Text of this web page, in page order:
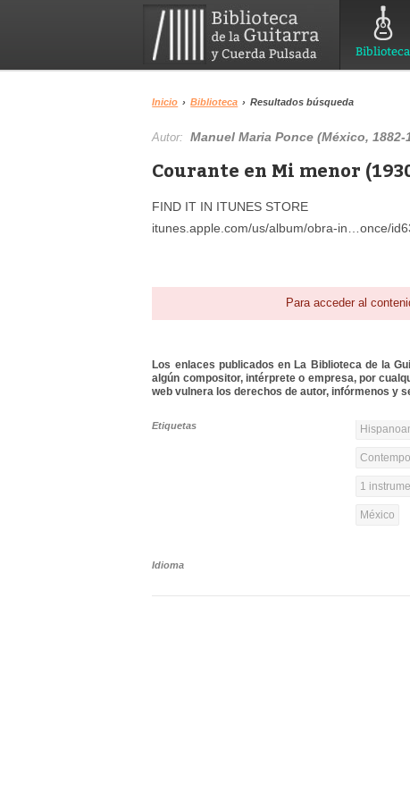
Biblioteca
Inicio › Biblioteca › Resultados búsqueda
Autor:Manuel Maria Ponce (México, 1882-
Courante en Mi menor
FIND IT IN ITUNES STORE
itunes.apple.com/us/album/obra-in…once/
Para acceder al
Los enlaces publicados en La Biblioteca de la
algún compositor, intérprete o empresa, por
web vulnera los derechos de autor, infórmenos y
Etiquetas
1
México
Idioma